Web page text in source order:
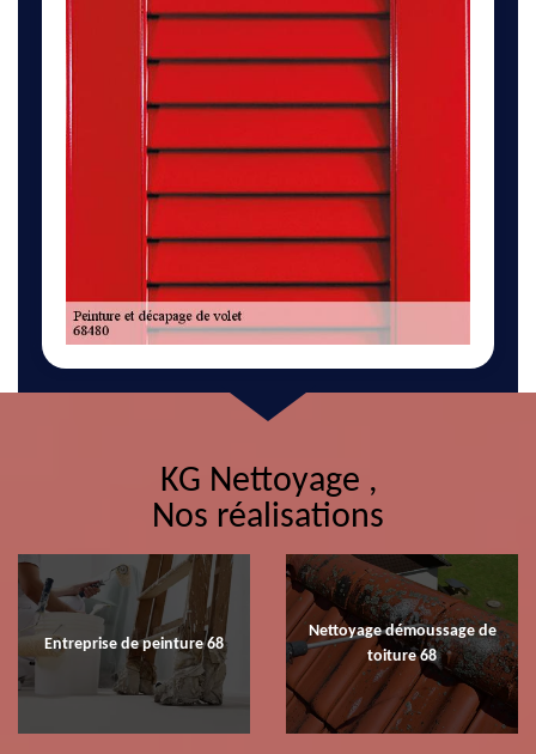
KG Nettoyage ,
Nos réalisations
Entreprise de peinture 68
Nettoyage démoussage de
toiture 68